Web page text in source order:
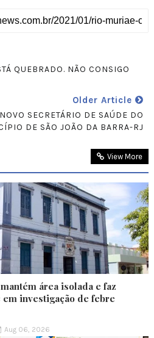
QUEBRADO. NÃO CONSIGO
Older Article
SECRETÁRIO DE SAÚDE DO
DE SÃO JOÃO DA BARRA-RJ
View More
área isolada e faz
em investigação de febre
Aug 06, 2026